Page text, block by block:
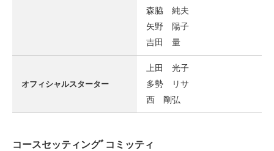
森脇 純夫
矢野 陽子
吉田 量
オフィシャルスターター
上田 光子
多勢 リサ
西 剛弘
コースセッティングﾞコミッティ